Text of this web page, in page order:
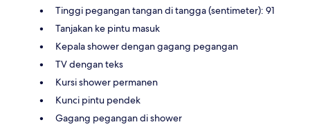
Tinggi pegangan tangan di tangga (sentimeter): 91
Tanjakan ke pintu masuk
Kepala shower dengan gagang pegangan
TV dengan teks
Kursi shower permanen
Kunci pintu pendek
Gagang pegangan di shower